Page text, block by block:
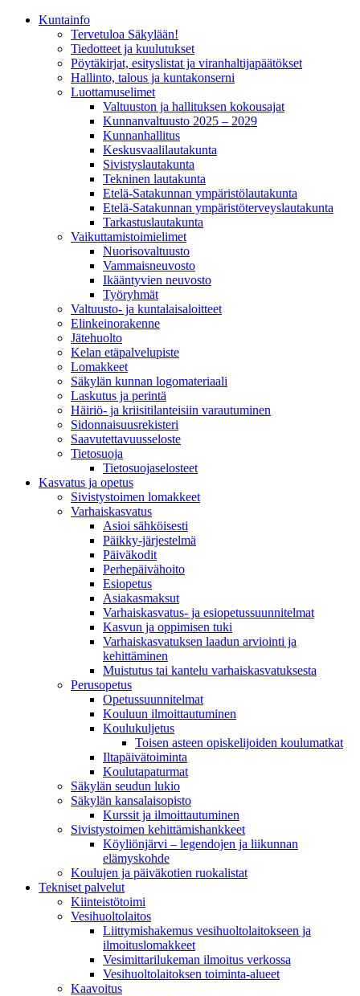
Kunta­info
Tervetuloa Säkylään!
Tiedotteet ja kuulutukset
Pöytäkirjat, esityslistat ja viranhaltijapäätökset
Hallinto, talous ja kuntakonserni
Luottamuselimet
Valtuuston ja hallituksen kokousajat
Kunnanvaltuusto 2025 – 2029
Kunnanhallitus
Keskusvaalilautakunta
Sivistyslautakunta
Tekninen lautakunta
Etelä-Satakunnan ympäristölautakunta
Etelä-Satakunnan ympäristöterveyslautakunta
Tarkastuslautakunta
Vaikuttamistoimielimet
Nuorisovaltuusto
Vammaisneuvosto
Ikääntyvien neuvosto
Työryhmät
Valtuusto- ja kuntalaisaloitteet
Elinkeinorakenne
Jätehuolto
Kelan etäpalvelupiste
Lomakkeet
Säkylän kunnan logomateriaali
Laskutus ja perintä
Häiriö- ja kriisitilanteisiin varautuminen
Sidonnaisuusrekisteri
Saavutettavuusseloste
Tietosuoja
Tietosuojaselosteet
Kasvatus ja opetus
Sivistystoimen lomakkeet
Varhaiskasvatus
Asioi sähköisesti
Päikky-järjestelmä
Päiväkodit
Perhepäivähoito
Esiopetus
Asiakasmaksut
Varhaiskasvatus- ja esiopetussuunnitelmat
Kasvun ja oppimisen tuki
Varhaiskasvatuksen laadun arviointi ja
kehittäminen
Muistutus tai kantelu varhaiskasvatuksesta
Perusopetus
Opetussuunnitelmat
Kouluun ilmoittautuminen
Koulukuljetus
Toisen asteen opiskelijoiden koulumatkat
Iltapäivätoiminta
Koulutapaturmat
Säkylän seudun lukio
Säkylän kansalaisopisto
Kurssit ja ilmoittautuminen
Sivistystoimen kehittämishankkeet
Köyliönjärvi – legendojen ja liikunnan
elämyskohde
Koulujen ja päiväkotien ruokalistat
Tekniset palvelut
Kiinteistötoimi
Vesihuoltolaitos
Liittymishakemus vesihuoltolaitokseen ja
ilmoituslomakkeet
Vesimittarilukeman ilmoitus verkossa
Vesihuoltolaitoksen toiminta-alueet
Kaavoitus